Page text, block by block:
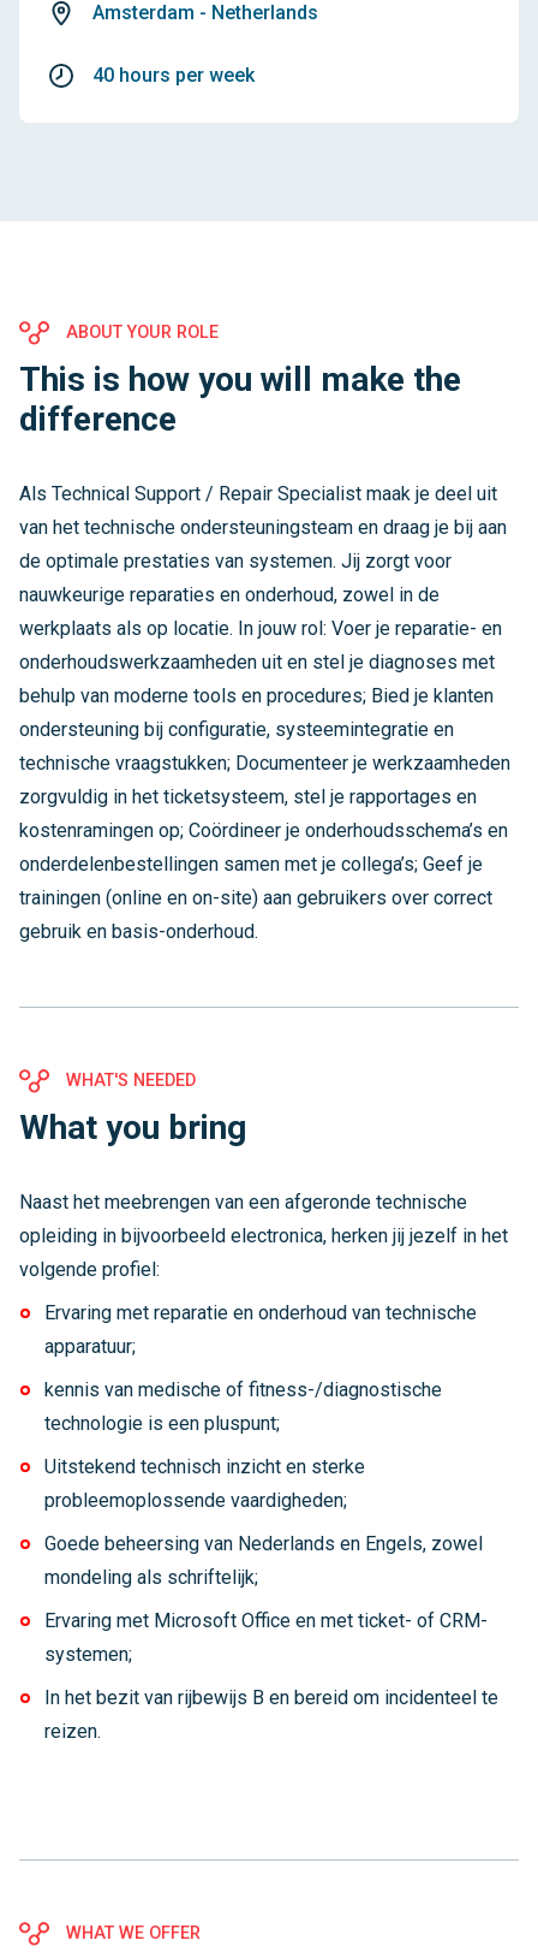
Amsterdam - Netherlands
40 hours per week
ABOUT YOUR ROLE
This is how you will make the
difference
Als Technical Support / Repair Specialist maak je deel uit
van het technische ondersteuningsteam en draag je bij aan
de optimale prestaties van systemen. Jij zorgt voor
nauwkeurige reparaties en onderhoud, zowel in de
werkplaats als op locatie. In jouw rol: Voer je reparatie- en
onderhoudswerkzaamheden uit en stel je diagnoses met
behulp van moderne tools en procedures; Bied je klanten
ondersteuning bij configuratie, systeemintegratie en
technische vraagstukken; Documenteer je werkzaamheden
zorgvuldig in het ticketsysteem, stel je rapportages en
kostenramingen op; Coördineer je onderhoudsschema’s en
onderdelenbestellingen samen met je collega’s; Geef je
trainingen (online en on-site) aan gebruikers over correct
gebruik en basis-onderhoud.
WHAT'S NEEDED
What you bring
Naast het meebrengen van een afgeronde technische
opleiding in bijvoorbeeld electronica, herken jij jezelf in het
volgende profiel:
Ervaring met reparatie en onderhoud van technische
apparatuur;
kennis van medische of fitness-/diagnostische
technologie is een pluspunt;
Uitstekend technisch inzicht en sterke
probleemoplossende vaardigheden;
Goede beheersing van Nederlands en Engels, zowel
mondeling als schriftelijk;
Ervaring met Microsoft Office en met ticket- of CRM-
systemen;
In het bezit van rijbewijs B en bereid om incidenteel te
reizen.
WHAT WE OFFER